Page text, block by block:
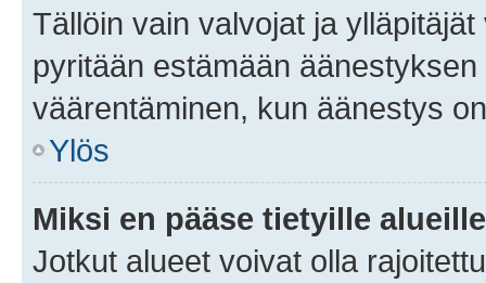
Tällöin vain valvojat ja
pyritään estämään
väärentäminen, kun äänestys
Ylös
Miksi en pääse tietyille
Jotkut alueet voivat olla